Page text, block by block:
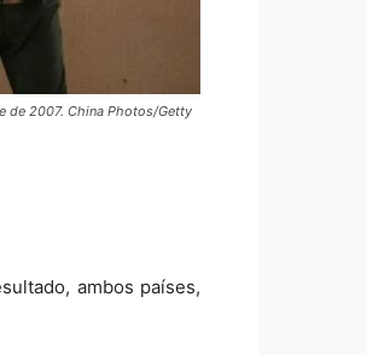
de 2007. China Photos/Getty
ambos países,